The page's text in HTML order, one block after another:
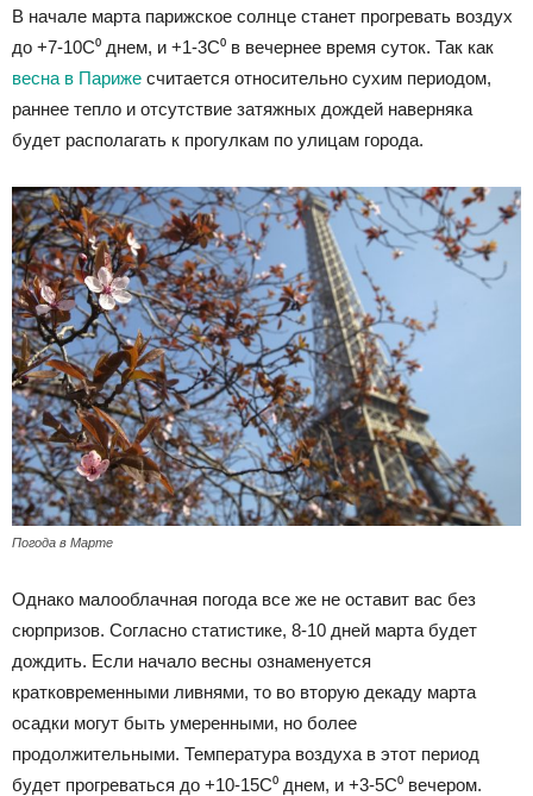
В начале марта парижское солнце станет прогревать воздух
до +7-10С⁰ днем, и +1-3С⁰ в вечернее время суток. Так как
весна в Париже считается относительно сухим периодом,
раннее тепло и отсутствие затяжных дождей наверняка
будет располагать к прогулкам по улицам города.
Погода в Марте
Однако малооблачная погода все же не оставит вас без
сюрпризов. Согласно статистике, 8-10 дней марта будет
дождить. Если начало весны ознаменуется
кратковременными ливнями, то во вторую декаду марта
осадки могут быть умеренными, но более
продолжительными. Температура воздуха в этот период
будет прогреваться до +10-15С⁰ днем, и +3-5С⁰ вечером.